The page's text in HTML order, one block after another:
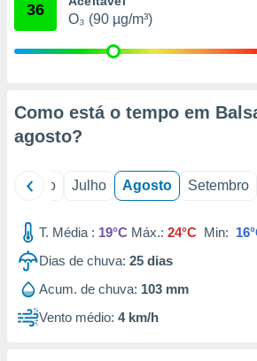
de
1199
36
O₃ (90 µg/m³)
Como está o tempo em
agosto?
Junho Julho Agosto Setembro
T. Média : 19°C Máx.: 24°C Min:
Dias de chuva: 25 dias
Acum. de chuva: 103 mm
Vento médio: 4 km/h